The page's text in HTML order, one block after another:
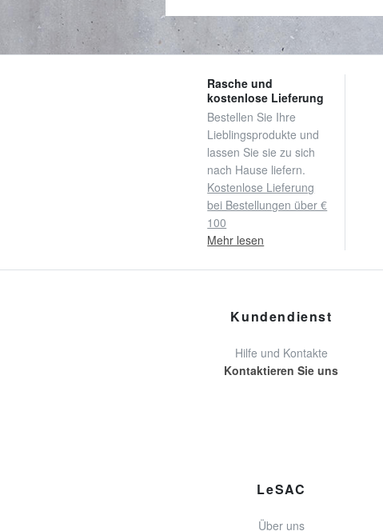
Rasche und
kostenlose Lieferung
Bestellen Sie Ihre
Lieblingsprodukte und
lassen Sie sie zu sich
nach Hause liefern.
Kostenlose Lieferung
bei Bestellungen über €
100
Mehr lesen
Kundendienst
Hilfe und Kontakte
Kontaktieren Sie uns
LeSAC
Über uns